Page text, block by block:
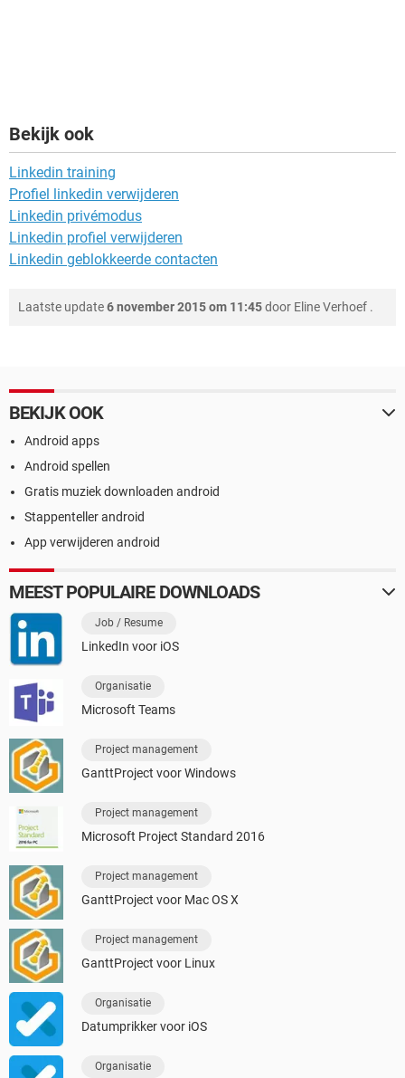
Bekijk ook
Linkedin training
Profiel linkedin verwijderen
Linkedin privémodus
Linkedin profiel verwijderen
Linkedin geblokkeerde contacten
Laatste update6 november 2015 om 11:45door Eline Verhoef .
BEKIJK OOK
Android apps
Android spellen
Gratis muziek downloaden android
Stappenteller android
App verwijderen android
MEEST POPULAIRE DOWNLOADS
Job / Resume
LinkedIn voor iOS
Organisatie
Microsoft Teams
Project management
GanttProject voor Windows
Project management
Microsoft Project Standard 2016
Project management
GanttProject voor Mac OS X
Project management
GanttProject voor Linux
Organisatie
Datumprikker voor iOS
Organisatie